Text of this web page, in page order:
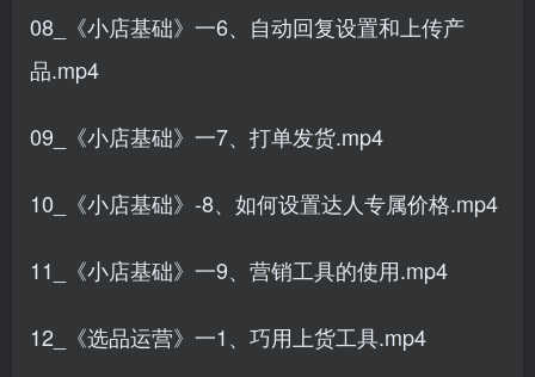
08_《小店基础》一6、自动回复设置和上传产
品.mp4
09_《小店基础》一7、打单发货.mp4
10_《小店基础》-8、如何设置达人专属价格.mp4
11_《小店基础》一9、营销工具的使用.mp4
12_《选品运营》一1、巧用上货工具.mp4